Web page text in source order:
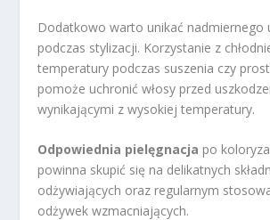
Dodatkowo warto unikać nadmiernego
podczas stylizacji. Korzystanie z
temperatury podczas suszenia czy
pomoże uchronić włosy przed
wynikającymi z wysokiej temperatury.
Odpowiednia pielęgnacja po
powinna skupić się na delikatnych
odżywiających oraz regularnym
odżywek wzmacniających.